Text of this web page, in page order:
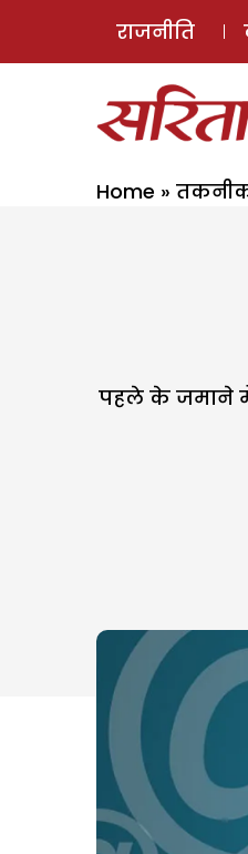
राजनीति
Home »
पहले के जमाने में